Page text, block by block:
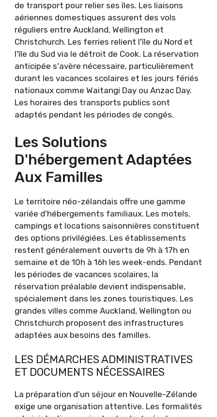
de transport pour relier ses îles. Les liaisons
aériennes domestiques assurent des vols
réguliers entre Auckland, Wellington et
Christchurch. Les ferries relient l'île du Nord et
l'île du Sud via le détroit de Cook. La réservation
anticipée s'avère nécessaire, particulièrement
durant les vacances scolaires et les jours fériés
nationaux comme Waitangi Day ou Anzac Day.
Les horaires des transports publics sont
adaptés pendant les périodes de congés.
Les Solutions
D'hébergement Adaptées
Aux Familles
Le territoire néo-zélandais offre une gamme
variée d'hébergements familiaux. Les motels,
campings et locations saisonnières constituent
des options privilégiées. Les établissements
restent généralement ouverts de 9h à 17h en
semaine et de 10h à 16h les week-ends. Pendant
les périodes de vacances scolaires, la
réservation préalable devient indispensable,
spécialement dans les zones touristiques. Les
grandes villes comme Auckland, Wellington ou
Christchurch proposent des infrastructures
adaptées aux besoins des familles.
LES DÉMARCHES ADMINISTRATIVES
ET DOCUMENTS NÉCESSAIRES
La préparation d'un séjour en Nouvelle-Zélande
exige une organisation attentive. Les formalités